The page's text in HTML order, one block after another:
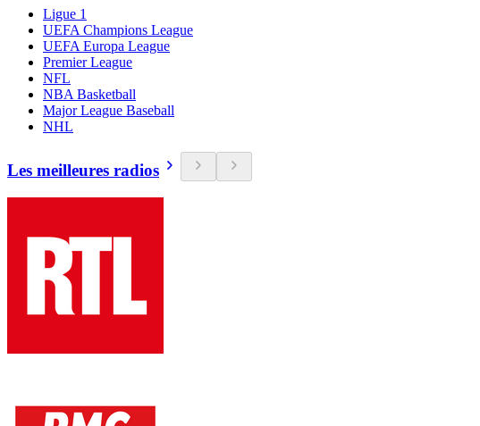
Ligue 1
UEFA Champions League
UEFA Europa League
Premier League
NFL
NBA Basketball
Major League Baseball
NHL
Les meilleures radios